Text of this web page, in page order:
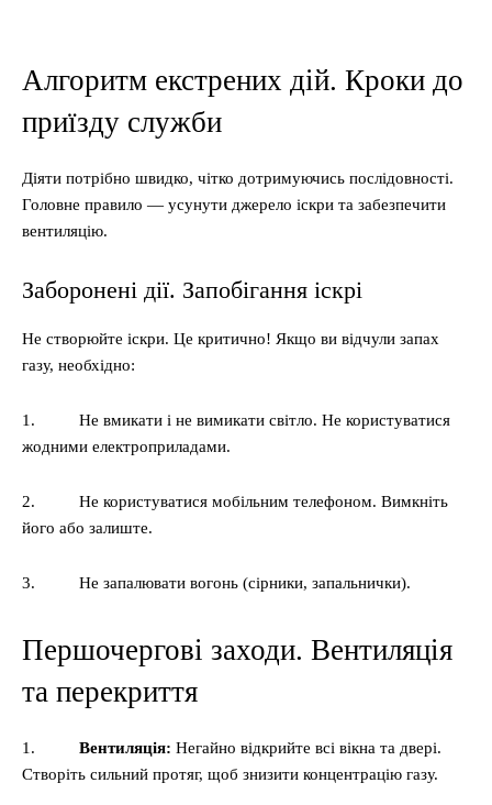
Алгоритм екстрених дій. Кроки до
приїзду служби
Діяти потрібно швидко, чітко дотримуючись послідовності.
Головне правило — усунути джерело іскри та забезпечити
вентиляцію.
Заборонені дії. Запобігання іскрі
Не створюйте іскри. Це критично! Якщо ви відчули запах
газу, необхідно:
1. Не вмикати і не вимикати світло. Не користуватися
жодними електроприладами.
2. Не користуватися мобільним телефоном. Вимкніть
його або залиште.
3. Не запалювати вогонь (сірники, запальнички).
Першочергові заходи. Вентиляція
та перекриття
1. Вентиляція: Негайно відкрийте всі вікна та двері.
Створіть сильний протяг, щоб знизити концентрацію газу.